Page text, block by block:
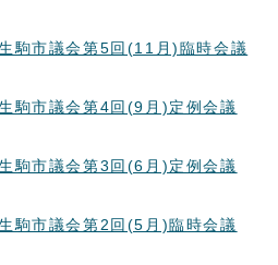
駒市議会第5回(11月)臨時会議
駒市議会第4回(9月)定例会議
駒市議会第3回(6月)定例会議
駒市議会第2回(5月)臨時会議